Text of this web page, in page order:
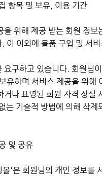
항목 및 보유, 이용 기간
을 위해 제공 받는 회원 정
이 이외에 물품 구입 및 서
요구하고 있습니다. 회원님
유하며 서비스 제공을 위
거나 표명된 회원 자격 상실
는 기술적 방법에 의해 삭
및 공유
'은 회원님의 개인 정보를